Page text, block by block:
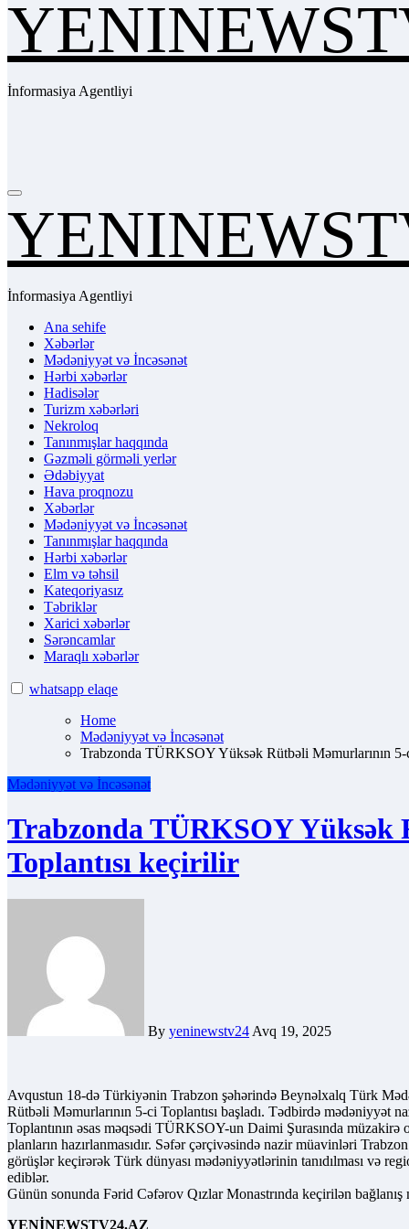
İnformasiya Agentliyi
İnformasiya Agentliyi
Ana sehife
Xəbərlər
Mədəniyyət və İncəsənət
Hərbi xəbərlər
Hadisələr
Turizm xəbərləri
Nekroloq
Tanınmışlar haqqında
Gəzməli görməli yerlər
Ədəbiyyat
Hava proqnozu
Xəbərlər
Mədəniyyət və İncəsənət
Tanınmışlar haqqında
Hərbi xəbərlər
Elm və təhsil
Kateqoriyasız
Təbriklər
Xarici xəbərlər
Sərəncamlar
Maraqlı xəbərlər
whatsapp elaqe
Home
Mədəniyyət və İncəsənət
Trabzonda TÜRKSOY Yüksək Rütbəli Məmurlarının 5-
Mədəniyyət və İncəsənət
Trabzonda TÜRKSOY Yüksək
Toplantısı keçirilir
By yeninewstv24 Avq 19, 2025
Avqustun 18-də Türkiyənin Trabzon şəhərində Beynəlxalq Türk
Rütbəli Məmurlarının 5-ci Toplantısı başladı. Tədbirdə mədəniyyət
Toplantının əsas məqsədi TÜRKSOY-un Daimi Şurasında müzakirə
planların hazırlanmasıdır. Səfər çərçivəsində nazir müavinləri
görüşlər keçirərək Türk dünyası mədəniyyətlərinin tanıdılması və
ediblər.
Günün sonunda Fərid Cəfərov Qızlar Monastrında keçirilən bağlanış
YENİNEWSTV24.AZ